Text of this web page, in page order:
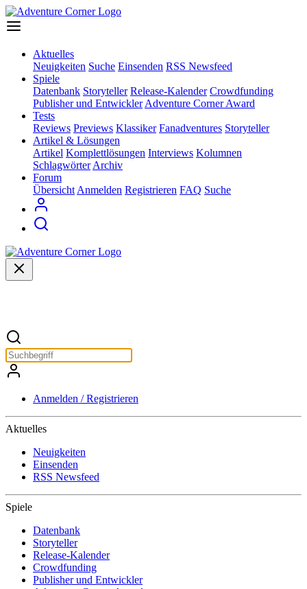
Aktuelles
Neuigkeiten Suche Einsenden RSS Newsfeed
Spiele
Datenbank Storyteller Release-Kalender Crowdfunding
Publisher und Entwickler Adventure Corner Award
Tests
Reviews Previews Klassiker Fanadventures Storyteller
Artikel & Lösungen
Artikel Komplettlösungen Interviews Kolumnen
Schlagwörter Archiv
Forum
Übersicht Anmelden Registrieren FAQ Suche
Anmelden / Registrieren
Aktuelles
Neuigkeiten
Einsenden
RSS Newsfeed
Spiele
Datenbank
Storyteller
Release-Kalender
Crowdfunding
Publisher und Entwickler